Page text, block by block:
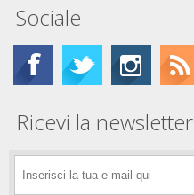
Sociale
Ricevi la newsletter